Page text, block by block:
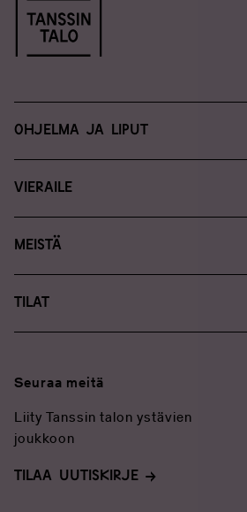
Ohjelma ja liput
Vieraile
Meistä
Tanssin talo tuotteet: verkkokauppa
Tilat
Seuraa meitä
Liity Tanssin talon ystävien
joukkoon
TILAA UUTISKIRJE